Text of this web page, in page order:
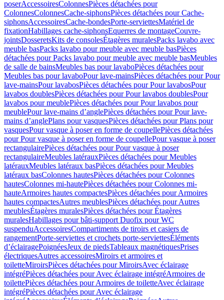
poserAccessoiresColonnesPièces détachées pour
ColonnesColonnesCache-siphonsPièces détachées pour Cache-
siphonsAccessoiresCache-bondesPorte-serviettesMatériel de
fixationHabillages cache-siphonsEquerres de montageCouvre-
jointsDosseretsKits de consolesÉtagères muralesPacks lavabo avec
meuble basPacks lavabo pour meuble avec meuble basPièces
détachées pour Packs lavabo pour meuble avec meuble basMeubles
de salle de bainsMeubles bas pour lavaboPièces détachées pour
Meubles bas pour lavaboPour lave-mainsPièces détachées pour Pour
lave-mainsPour lavabosPièces détachées pour Pour lavabosPour
lavabos doublesPièces détachées pour Pour lavabos doublesPour
lavabos pour meublePièces détachées pour Pour lavabos pour
meublePour lave-mains d’anglePièces détachées pour Pour lave-
mains d’anglePlans pour vasquesPièces détachées pour Plans pour
vasquesPour vasque à poser en forme de coupellePièces détachées
pour Pour vasque à poser en forme de coupellePour vasque à poser
rectangulairePièces détachées pour Pour vasque à poser
rectangulaireMeubles latérauxPièces détachées pour Meubles
latérauxMeubles latéraux basPièces détachées pour Meubles
latéraux basColonnes hautesPièces détachées pour Colonnes
hautesColonnes mi-hautePièces détachées pour Colonnes mi-
hauteArmoires hautes compactesPièces détachées pour Armoires
hautes compactesAutres meublesPièces détachées pour Autres
meublesÉtagères muralesPièces détachées pour Étagères
muralesHabillages pour bâti-support Duofix pour WC
suspenduAccessoiresCompartiments de tiroirs et casiers de
rangementPorte-serviettes et crochets porte-serviettesÉléments
d’éclairagePoignéesJeux de piedsTableaux magnétiquesPrises
électriquesAutres accessoiresMiroirs et armoires et
toiletteMiroirsPièces détachées pour MiroirsAvec éclairage
intégréPièces détachées pour Avec éclairage intégréArmoires de
toilettePièces détachées pour Armoires de toiletteAvec éclairage
intégréPièces détachées pour Avec éclairage